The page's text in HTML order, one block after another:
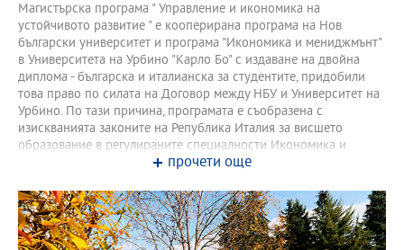
Магистърска програма " Управление и икономика на
устойчивото развитие " e кооперирана програма на Нов
български университет и програма "Икономика и мениджмънт"
в Университета на Урбино "Карло Бо" с издаване на двойна
диплома - българска и италианска за студентите, придобили
това право по силата на Договор между НБУ и Университет на
Урбино. По тази причина, програмата е съобразена с
изискванията законите на Република Италия за висшето
образование в регулираните специалности Икономика и
Бизнес администрация, от една страна и Закона за висшето
Програмата е създадена в отговор на интеграционните
процеси с университетите от държавите на ЕС с помощта на
програма Еразмус +.
прочети още